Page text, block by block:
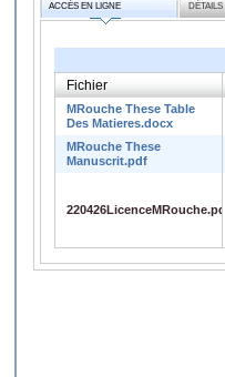
ACCÈS EN LIGNE DÉTAILS
Fichier
MRouche These Table
Des Matieres.docx
MRouche These
Manuscrit.pdf
220426LicenceMRouche.pdf